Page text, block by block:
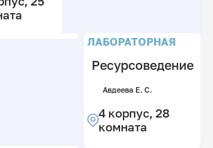
ЛАБОРАТОРНАЯ
Ресурсоведение
Авдеева Е. С.
4 корпус, 28
комната